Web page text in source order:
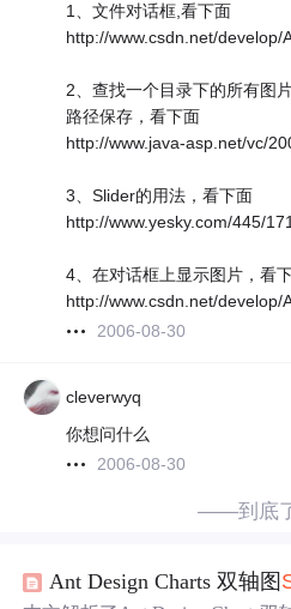
1、文件对话框,看下面
http://www.csdn.net/develop/
2、查找一个目录下的所有图
路径保存，看下面
http://www.java-asp.net/vc/
3、Slider的用法，看下面
http://www.yesky.com/445/
4、在对话框上显示图片，看
http://www.csdn.net/develop/
2006-08-30
cleverwyq
你想问什么
2006-08-30
——到底
Ant Design Charts 双轴图